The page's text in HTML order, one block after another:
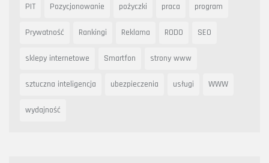
PIT Pozycjonowanie pożyczki praca program
Prywatność Rankingi Reklama RODO SEO
sklepy internetowe Smartfon strony www
sztuczna inteligencja ubezpieczenia usługi WWW
wydajność